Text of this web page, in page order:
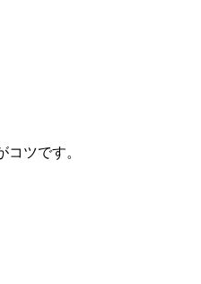
ツです。